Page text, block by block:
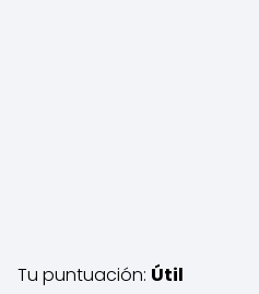
Tu puntuación: Útil